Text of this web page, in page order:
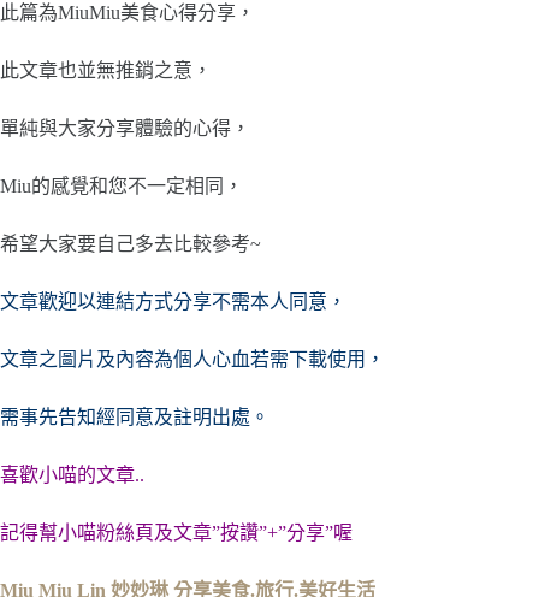
此篇為MiuMiu美食心得分享，
此文章也並無推銷之意，
單純與大家分享體驗的心得，
Miu的感覺和您不一定相同，
希望大家要自己多去比較參考~
文章歡迎以連結方式分享不需本人同意，
文章之圖片及內容為個人心血若需下載使用，
需事先告知經同意及註明出處。
喜歡小喵的文章..
記得幫小喵粉絲頁及文章”按讚”+”分享”喔
Miu Miu Lin 妙妙琳 分享美食.旅行.美好生活